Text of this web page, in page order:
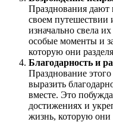
Празднования дают
своем путешествии
изначально свела
особые моменты и
которую они
Благодарность и
Празднование
выразить
вместе. Это
достижениях и
жизнь, которую они